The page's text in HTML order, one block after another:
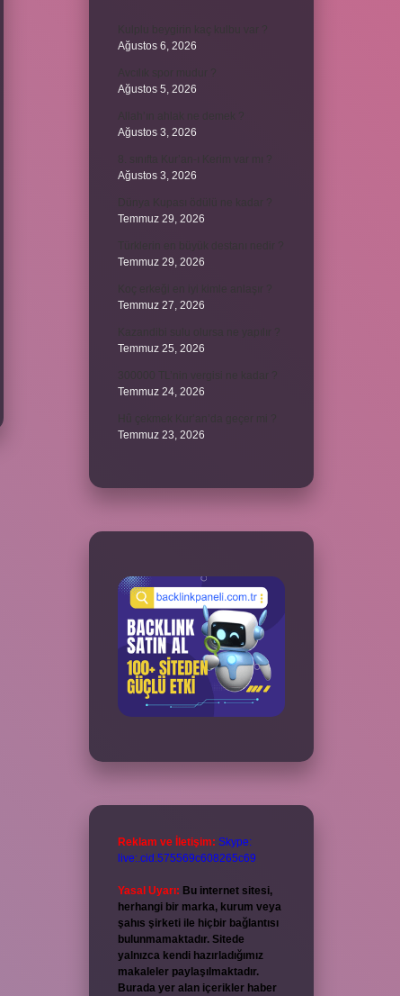
Ağustos 6, 2026
Ağustos 5, 2026
Ağustos 3, 2026
Ağustos 3, 2026
Temmuz 29, 2026
Temmuz 29, 2026
Temmuz 27, 2026
Temmuz 25, 2026
Temmuz 24, 2026
Temmuz 23, 2026
Reklam ve İletişim: Skype:
live:.cid.575569c608265c69
Yasal Uyarı: Bu internet sitesi,
herhangi bir marka, kurum veya
şahıs şirketi ile hiçbir bağlantısı
bulunmamaktadır. Sitede
yalnızca kendi hazırladığımız
makaleler paylaşılmaktadır.
Burada yer alan içerikler haber